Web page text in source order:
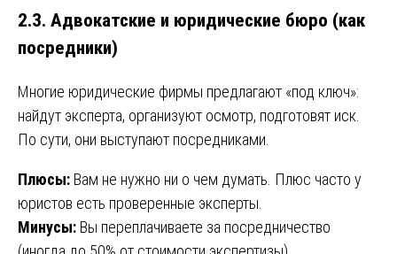
2.3. Адвокатские и юридические бюро (как
посредники)
Многие юридические фирмы предлагают «под ключ»:
найдут эксперта, организуют осмотр, подготовят иск.
По сути, они выступают посредниками.
Плюсы: Вам не нужно ни о чем думать. Плюс часто у
юристов есть проверенные эксперты.
Минусы: Вы переплачиваете за посредничество